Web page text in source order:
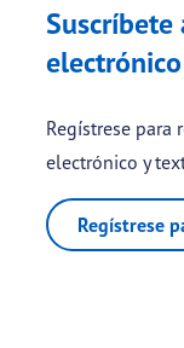
electrónico
Regístrese para
electrónico y
Regístrese